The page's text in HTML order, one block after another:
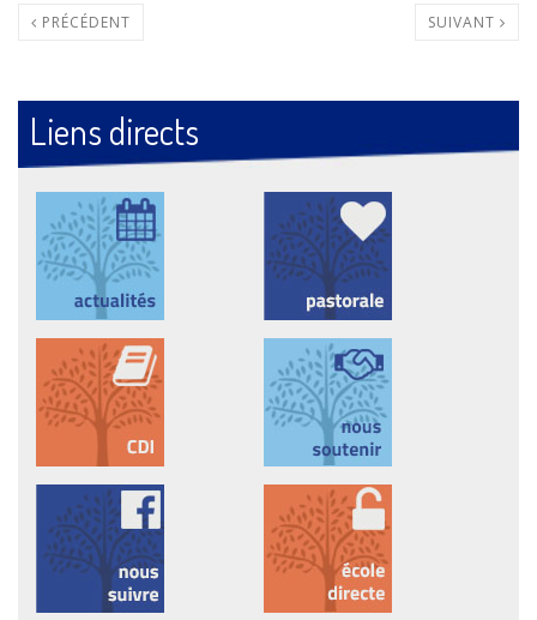
PRÉCÉDENT SUIVANT
Liens directs